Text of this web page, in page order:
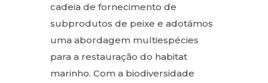
cadeia de fornecimento de
subprodutos de peixe e adotámos
uma abordagem multiespécies
para a restauração do habitat
marinho. Com a biodiversidade